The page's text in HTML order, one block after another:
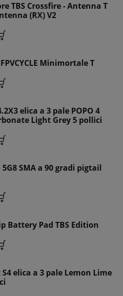
TBS Crossfire - Antenna T
(RX) V2
Minimortale T
elica a 3 pale POPO 4
Light Grey 5 pollici
5G8 SMA a 90 gradi pigtail
Battery Pad TBS Edition
elica a 3 pale Lemon Lime